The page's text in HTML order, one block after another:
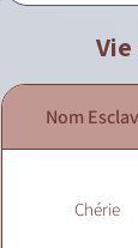
Nom
Chérie